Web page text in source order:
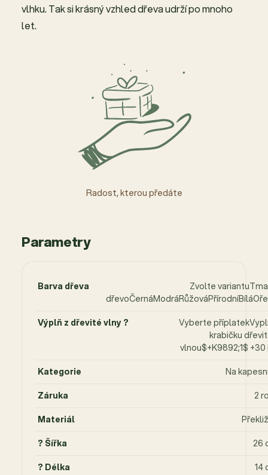
vlhku. Tak si krásný vzhled dřeva udrží po mnoho
let.
Radost, kterou předáte
Parametry
Barva dřeva
Zvolte
Výplň z dřevité vlny ?
Vyberte
krabičku
vlnou$+K9892;1$ +30
Kategorie
Na
Záruka
2
Materiál
? Šířka
26
? Délka
14